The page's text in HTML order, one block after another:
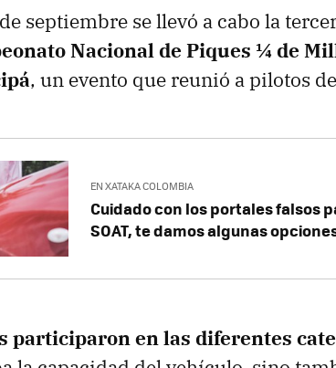
septiembre se llevó a cabo la
Nacional de Piques ¼ de
, un evento que reunió a pilotos
EN XATAKA COLOMBIA
Cuidado con los portales falsos
SOAT, te damos algunas
participaron en las diferentes